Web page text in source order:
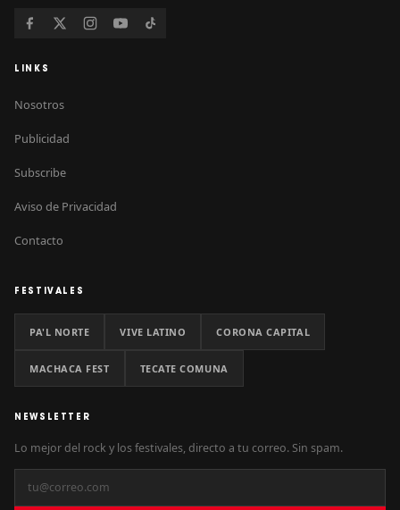
LINKS
Nosotros
Publicidad
Subscribe
Aviso de Privacidad
Contacto
FESTIVALES
PA'L NORTE VIVE LATINO CORONA CAPITAL
MACHACA FEST TECATE COMUNA
NEWSLETTER
Lo mejor del rock y los festivales, directo a tu correo. Sin spam.